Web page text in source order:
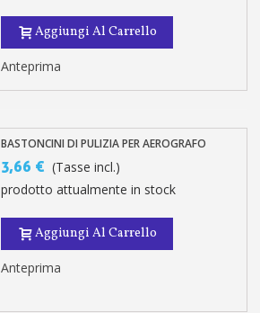
Aggiungi Al Carrello
Anteprima
BASTONCINI DI PULIZIA PER AEROGRAFO
3,66 € (Tasse incl.)
prodotto attualmente in stock
Aggiungi Al Carrello
Anteprima